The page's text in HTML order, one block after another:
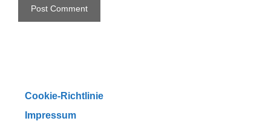
Cookie-Richtlinie
Impressum